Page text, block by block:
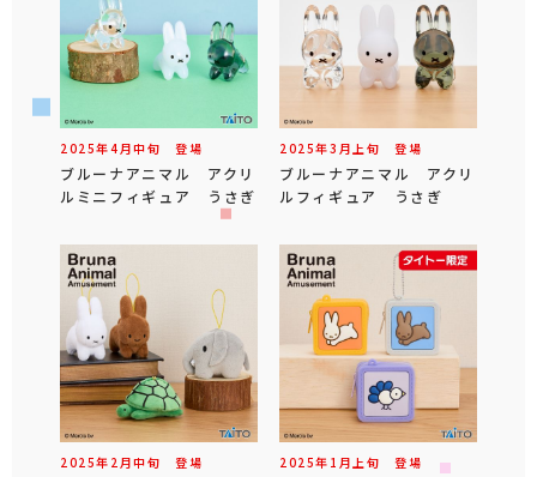
2025年4 月中旬 登場
ブルーナアニマル アクリ
ルミニフィギュア うさぎ
2025年3 月 上旬 登場
ブルーナアニマル アクリ
ルフィギュア うさぎ
2025年 2 月中旬 登場 2025年 1 月 上旬 登場